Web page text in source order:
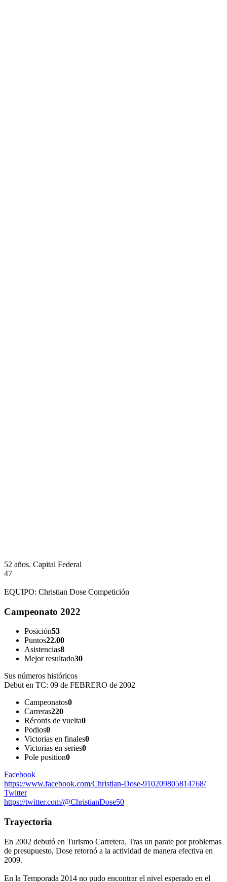
52 años. Capital Federal
47
EQUIPO: Christian Dose Competición
Campeonato 2022
Posición53
Puntos22.00
Asistencias8
Mejor resultado30
Sus números históricos
Debut en TC: 09 de FEBRERO de 2002
Campeonatos0
Carreras220
Récords de vuelta0
Podios0
Victorias en finales0
Victorias en series0
Pole position0
Facebook
https://www.facebook.com/Christian-Dose-910209805814768/
Twitter
https://twitter.com/@ChristianDose50
Trayectoria
En 2002 debutó en Turismo Carretera. Tras un parate por problemas
de presupuesto, Dose retornó a la actividad de manera efectiva en
2009.
En la Temporada 2014 no pudo encontrar el nivel esperado en el